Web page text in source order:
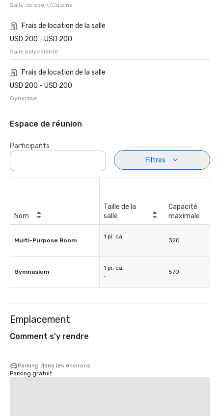
Salle de sport/Cuisine
Frais de location de la salle
USD 200 - USD 200
Salle polyvalente
Frais de location de la salle
USD 200 - USD 200
Gymnase
Espace de réunion
Participants
Filtres
Nom
Taille de la
salle
Capacité
maximale
Multi-Purpose Room
1 pi. ca.
-
320
Gymnasium
1 pi. ca.
-
570
Emplacement
Comment s'y rendre
Parking dans les environs
Parking gratuit